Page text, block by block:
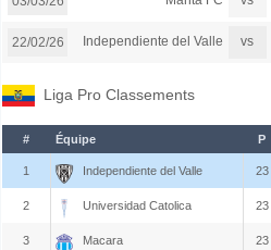
22/02/26 Independiente del Valle vs
Liga Pro Classements
# Équipe P
1 Independiente del Valle 23
2 Universidad Catolica 23
3 Macara 23